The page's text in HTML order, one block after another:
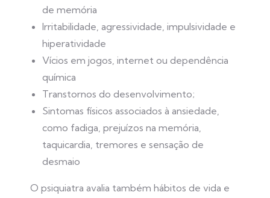
de memória
Irritabilidade, agressividade, impulsividade e
hiperatividade
Vícios em jogos, internet ou dependência
química
Transtornos do desenvolvimento;
Sintomas físicos associados à ansiedade,
como fadiga, prejuízos na memória,
taquicardia, tremores e sensação de
desmaio
O psiquiatra avalia também hábitos de vida e